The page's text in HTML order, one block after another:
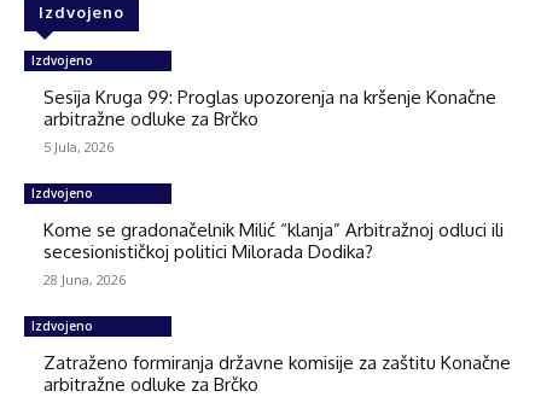
Izdvojeno
Izdvojeno
Sesija Kruga 99: Proglas upozorenja na kršenje Konačne
arbitražne odluke za Brčko
5 Jula, 2026
Izdvojeno
Kome se gradonačelnik Milić “klanja” Arbitražnoj odluci ili
secesionističkoj politici Milorada Dodika?
28 Juna, 2026
Izdvojeno
Zatraženo formiranja državne komisije za zaštitu Konačne
arbitražne odluke za Brčko